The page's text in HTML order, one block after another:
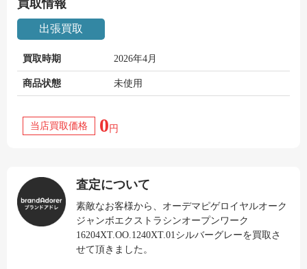
買取情報
出張買取
買取時期 2026年4月
商品状態 未使用
当店買取価格 0 円
査定について
素敵なお客様から、オーデマピゲロイヤルオーク
ジャンボエクストラシンオープンワーク
16204XT.OO.1240XT.01シルバーグレーを買取さ
せて頂きました。